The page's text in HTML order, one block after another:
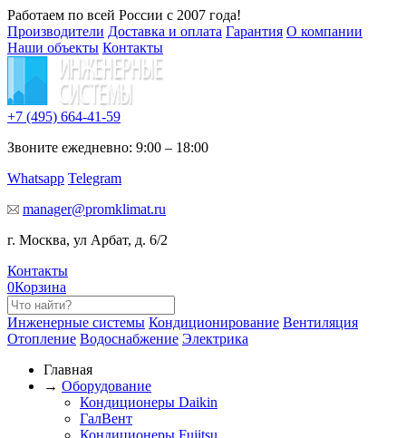
Работаем по всей России с 2007 года!
Производители Доставка и оплата Гарантия О компании
Наши объекты Контакты
+7 (495) 664-41-59
Звоните ежедневно: 9:00 – 18:00
Whatsapp Telegram
manager@promklimat.ru
г. Москва, ул Арбат, д. 6/2
Контакты
0Корзина
Инженерные системы Кондиционирование Вентиляция
Отопление Водоснабжение Электрика
Главная
→ Оборудование
Кондиционеры Daikin
ГалВент
Кондиционеры Fujitsu